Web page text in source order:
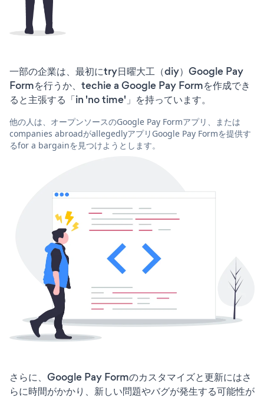
一部の企業は、最初にtry日曜大工（diy）Google Pay
Formを行うか、techie a Google Pay Formを作成でき
ると主張する「in 'no time'」を持っています。
他の人は、オープンソースのGoogle Pay Formアプリ、または
companies abroadがallegedlyアプリGoogle Pay Formを提供す
るfor a bargainを見つけようとします。
さらに、Google Pay Formのカスタマイズと更新にはさ
らに時間がかかり、新しい問題やバグが発生する可能性が